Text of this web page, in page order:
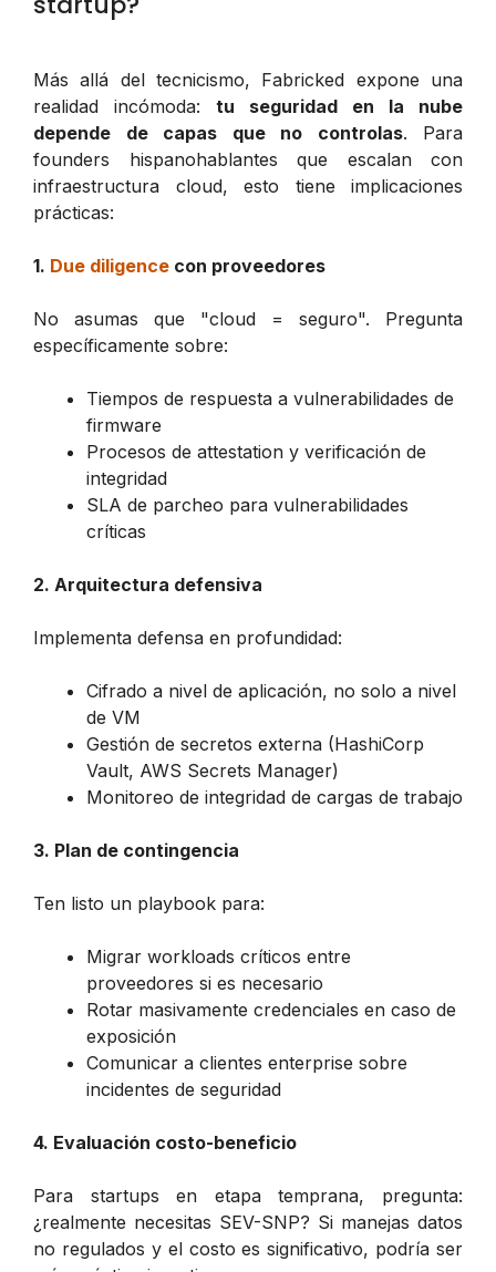
Más allá del tecnicismo, Fabricked expone una
realidad incómoda: tu seguridad en la nube
depende de capas que no controlas. Para
founders hispanohablantes que escalan con
infraestructura cloud, esto tiene implicaciones
prácticas:
1. Due diligence con proveedores
No asumas que "cloud = seguro". Pregunta
específicamente sobre:
Tiempos de respuesta a vulnerabilidades de
firmware
Procesos de attestation y verificación de
integridad
SLA de parcheo para vulnerabilidades
críticas
2. Arquitectura defensiva
Implementa defensa en profundidad:
Cifrado a nivel de aplicación, no solo a nivel
de VM
Gestión de secretos externa (HashiCorp
Vault, AWS Secrets Manager)
Monitoreo de integridad de cargas de trabajo
3. Plan de contingencia
Ten listo un playbook para:
Migrar workloads críticos entre
proveedores si es necesario
Rotar masivamente credenciales en caso de
exposición
Comunicar a clientes enterprise sobre
incidentes de seguridad
4. Evaluación costo-beneficio
Para startups en etapa temprana, pregunta:
¿realmente necesitas SEV-SNP? Si manejas datos
no regulados y el costo es significativo, podría ser